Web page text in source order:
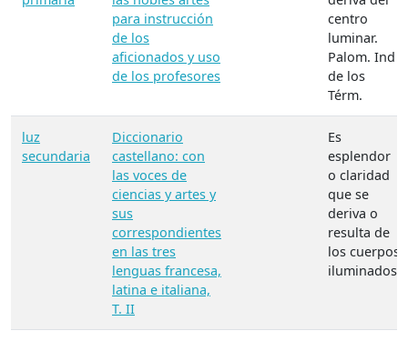
para instrucción
de los
aficionados y uso
de los profesores
centro
luminar.
Palom. Ind
de los
Térm.
luz
secundaria
Diccionario
castellano: con
las voces de
ciencias y artes y
sus
correspondientes
en las tres
lenguas francesa,
latina e italiana,
T. II
Es
esplendor
o claridad
que se
deriva o
resulta de
los cuerpos
iluminados.